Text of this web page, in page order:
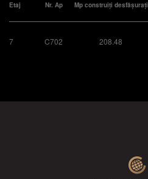
Etaj Nr. Ap Mp construiți desfășurați
7 C702 208.48